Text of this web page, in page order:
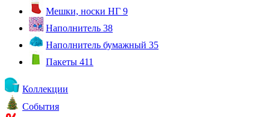
Мешки, носки НГ 9
Наполнитель 38
Наполнитель бумажный 35
Пакеты 411
Коллекции
События